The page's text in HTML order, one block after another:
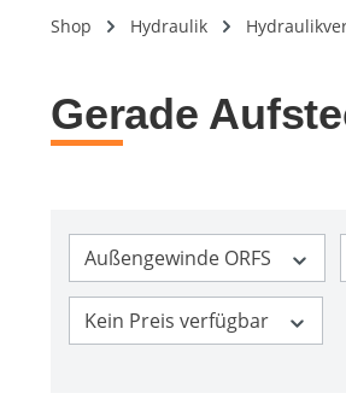
Shop Hydraulik
Gerade
Außengewinde ORFS
Kein Preis verfügbar